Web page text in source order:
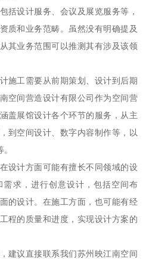
括设计服务、会议及展览服务等，
质和业务范畴。虽然没有明确提及
其业务范围可以推测其有涉及该领
施工需要从前期策划、设计到后期
空间营造设计有限公司作为空间营
盖展馆设计各个环节的服务，从主
到空间设计、数字内容制作等，以
设计方面可能有擅长不同领域的设
求，进行创意设计，包括空间布
的设计。在施工方面，也可能有经
程的质量和进度，实现设计方案的
建议直接联系我们苏州映江南空间